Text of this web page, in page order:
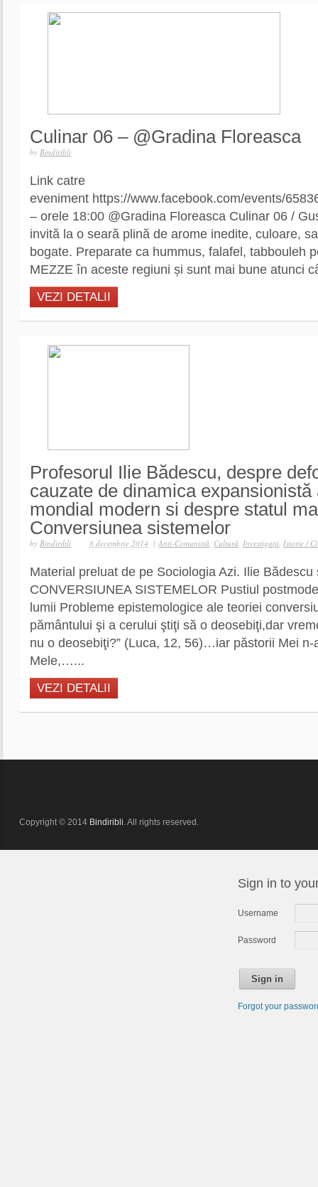
Culinar 06 – @Gradina Floreasca
by Bindiribli
Link catre
eveniment https://www.facebook.com/events/
– orele 18:00 @Gradina Floreasca Culinar 06 /
invită la o seară plină de arome inedite, culoare,
bogate. Preparate ca hummus, falafel, tabbouleh
MEZZE în aceste regiuni și sunt mai bune atunci
VEZI DETALII
Profesorul Ilie Bădescu, despre
cauzate de dinamica
mondial modern si despre statul
Conversiunea sistemelor
by Bindiribli | Anti-Comunistă, Cultură,Investigaţii,Istorie /
8 decembrie 2014
Material preluat de pe Sociologia Azi. Ilie
CONVERSIUNEA SISTEMELOR Pustiul
lumii Probleme epistemologice ale teoriei
pământului şi a cerului ştiţi să o deosebiţi,dar
nu o deosebiţi?” (Luca, 12, 56)…iar păstorii Mei
Mele,…...
VEZI DETALII
Copyright © 2014 Bindiribli. All rights reserved.
Sign in to
Username
Password
Sign in
Forgot your